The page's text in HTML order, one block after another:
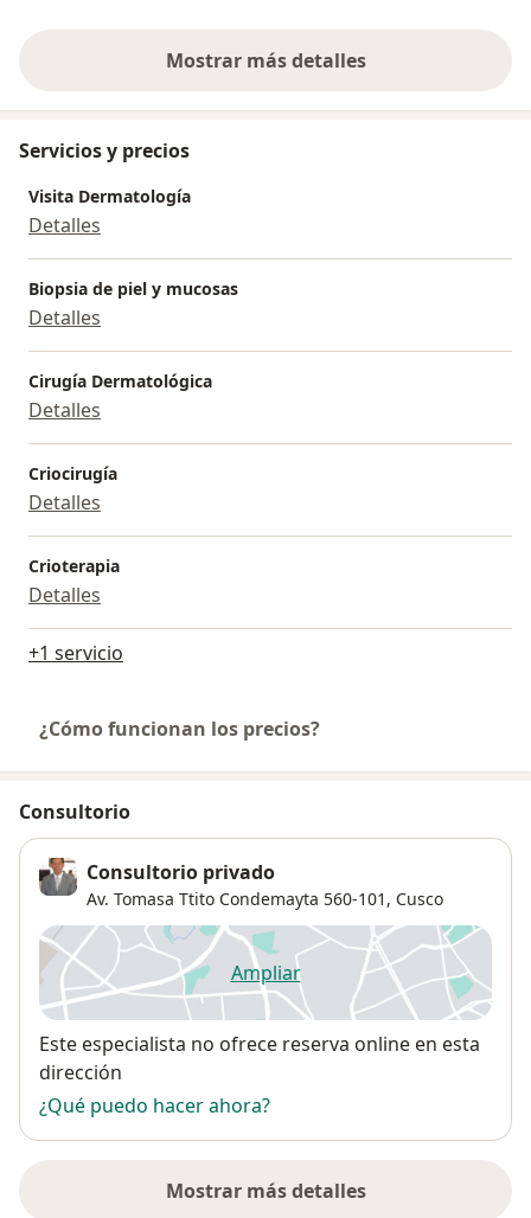
Mostrar más detalles
sobre la experiencia
Servicios y precios
Visita Dermatología
Detalles
Biopsia de piel y mucosas
Detalles
Cirugía Dermatológica
Detalles
Criocirugía
Detalles
Crioterapia
Detalles
+1 servicio
¿Cómo funcionan los precios?
Consultorio
Consultorio privado
Av. Tomasa Ttito Condemayta 560-101, Cusco
Ampliarse abre en una nueva
Disponibilidad
Este especialista no ofrece reserva online en esta
dirección
¿Qué puedo hacer ahora?
Mostrar más detalles
sobre la dirección